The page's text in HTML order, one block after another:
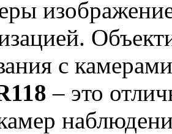
с
– это